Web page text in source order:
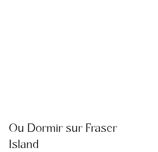
Où Dormir sur Fraser
Island